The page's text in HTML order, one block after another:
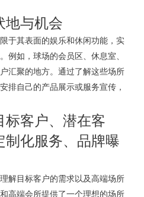
地与机会
于其表面的娱乐和休闲功能，实
例如，球场的会员区、休息室、
汇聚的地方。通过了解这些场所
排自己的产品展示或服务宣传，
标客户、潜在客
制化服务、品牌曝
解目标客户的需求以及高端场所
高端会所提供了一个理想的场所